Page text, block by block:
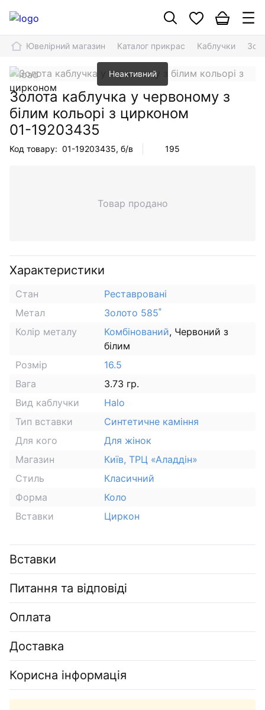
Ювелірний магазин Каталог прикрас Каблучки
Неактивний
Золота каблучка у червоному з
білим кольорі з цирконом
01-19203435
Код товару: 01-19203435, б/в 195
Товар продано
Характеристики
Стан
Реставровані
Метал
Золото 585˚
Колір металу
Комбінований, Червоний з
білим
Розмір
16.5
Вага
3.73 гр.
Вид каблучки
Halo
Тип вставки
Синтетичне каміння
Для кого
Для жінок
Магазин
Київ, ТРЦ «Аладдін»
Стиль
Класичний
Форма
Коло
Вставки
Циркон
Вставки
Питання та відповіді
Оплата
Доставка
Корисна інформація